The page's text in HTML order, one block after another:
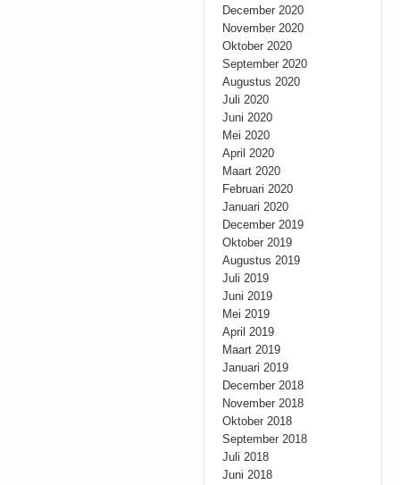
December 2020
November 2020
Oktober 2020
September 2020
Augustus 2020
Juli 2020
Juni 2020
Mei 2020
April 2020
Maart 2020
Februari 2020
Januari 2020
December 2019
Oktober 2019
Augustus 2019
Juli 2019
Juni 2019
Mei 2019
April 2019
Maart 2019
Januari 2019
December 2018
November 2018
Oktober 2018
September 2018
Juli 2018
Juni 2018